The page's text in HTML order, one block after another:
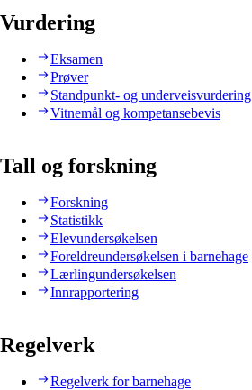
Vurdering
Eksamen
Prøver
Standpunkt- og underveisvurdering
Vitnemål og kompetansebevis
Tall og forskning
Forskning
Statistikk
Elevundersøkelsen
Foreldreundersøkelsen i barnehage
Lærlingundersøkelsen
Innrapportering
Regelverk
Regelverk for barnehage